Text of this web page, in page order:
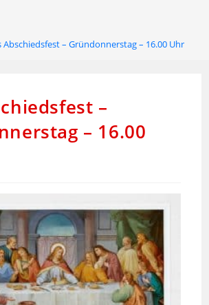
Abschiedsfest – Gründonnerstag – 16.00 Uhr
–
– 16.00